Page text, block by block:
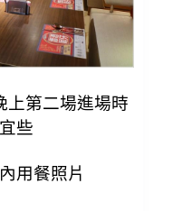
上第二場進場時
些
用餐照片